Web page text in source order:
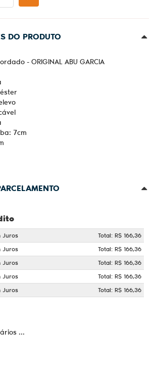
DO PRODUTO
- ORIGINAL ABU GARCIA
7cm
Juros
Total: R$ 166,36
Juros
Total: R$ 166,36
Juros
Total: R$ 166,36
Juros
Total: R$ 166,36
Juros Total: R$ 166,36
...